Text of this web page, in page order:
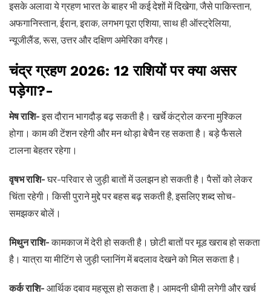
इसके अलावा ये ग्रहण भारत के बाहर भी कई देशों में दिखेगा, जैसे पाकिस्तान,
अफगानिस्तान, ईरान, इराक, लगभग पूरा एशिया, साथ ही ऑस्ट्रेलिया,
न्यूजीलैंड, रूस, उत्तर और दक्षिण अमेरिका वगैरह।
चंद्र ग्रहण 2026: 12 राशियों पर क्या असर
पड़ेगा?-
मेष राशि-इस दौरान भागदौड़ बढ़ सकती है। खर्चे कंट्रोल करना मुश्किल
होगा। काम की टेंशन रहेगी और मन थोड़ा बेचैन रह सकता है। बड़े फैसले
टालना बेहतर रहेगा।
वृषभ राशि-घर-परिवार से जुड़ी बातों में उलझन हो सकती है। पैसों को लेकर
चिंता रहेगी। किसी पुराने मुद्दे पर बहस बढ़ सकती है, इसलिए शब्द सोच-
समझकर बोलें।
मिथुन राशि-कामकाज में देरी हो सकती है। छोटी बातों पर मूड खराब हो सकता
है। यात्रा या मीटिंग से जुड़ी प्लानिंग में बदलाव देखने को मिल सकता है।
कर्क राशि- आर्थिक दबाव महसूस हो सकता है। आमदनी धीमी लगेगी और खर्च